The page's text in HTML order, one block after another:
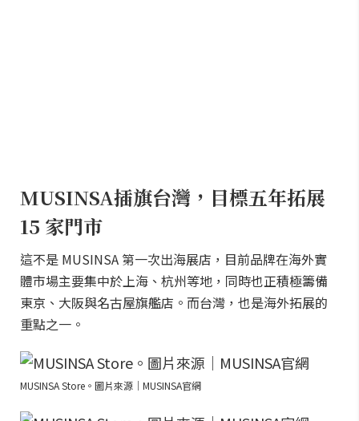
MUSINSA插旗台灣，目標五年拓展
15 家門市
這不是 MUSINSA 第一次出海展店，目前品牌在海外實
體市場主要集中於上海、杭州等地，同時也正積極籌備
東京、大阪與名古屋旗艦店。而台灣，也是海外拓展的
重點之一。
MUSINSA Store。圖片來源｜MUSINSA官網